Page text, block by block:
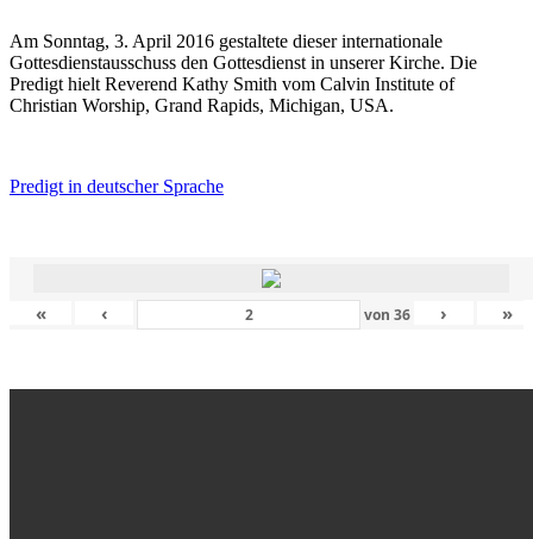
Am Sonntag, 3. April 2016 gestaltete dieser internationale
Gottesdienstausschuss den Gottesdienst in unserer Kirche. Die
Predigt hielt Reverend Kathy Smith vom Calvin Institute of
Christian Worship, Grand Rapids, Michigan, USA.
Predigt in deutscher Sprache
« ‹ von36 › »